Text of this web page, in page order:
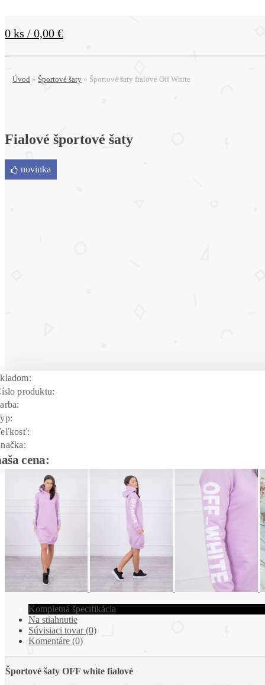
0 ks / 0,00 €
Úvod » Športové šaty » Športové šaty fialové Off White
Fialové športové šaty
novinka
produktu:
cena:
Kompletná špecifikácia
Na stiahnutie
Súvisiaci tovar (0)
Komentáre (0)
Športové šaty OFF white fialové